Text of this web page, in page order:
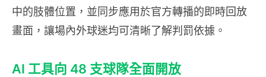
中的肢體位置，並同步應用於官方轉播的即時回放
畫面，讓場內外球迷均可清晰了解判罰依據。
AI 工具向 48 支球隊全面開放